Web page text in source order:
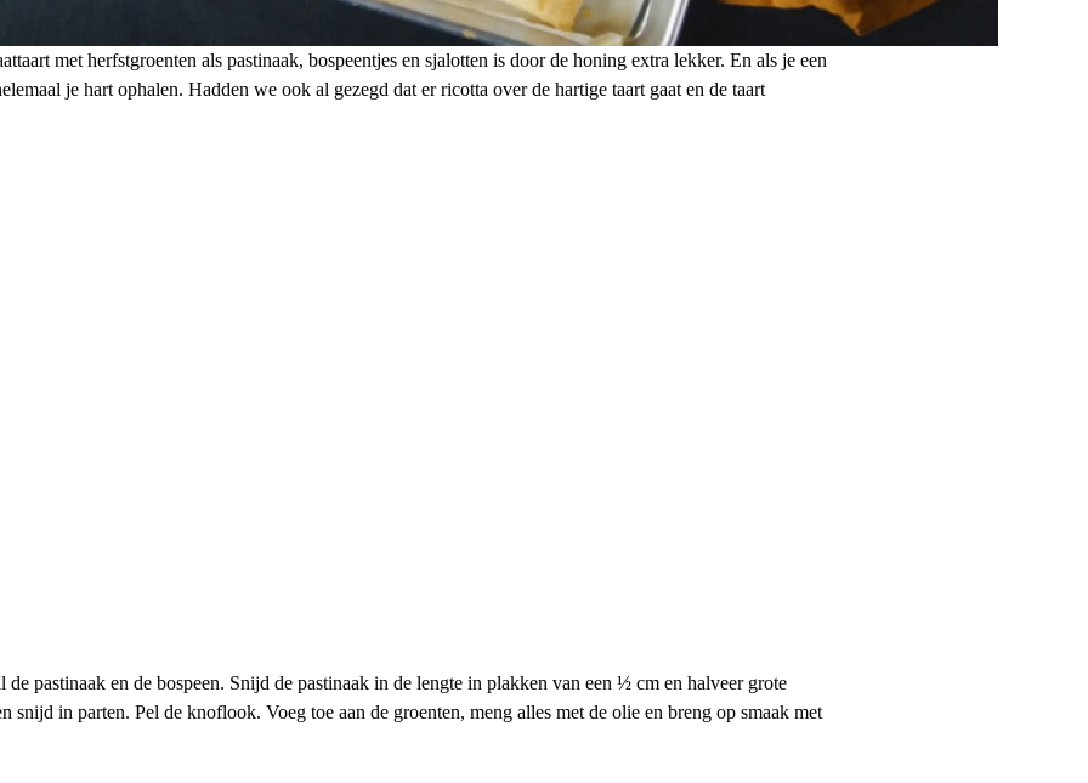
met herfstgroenten als pastinaak, bospeentjes en sjalotten is door de honing extra lekker. En als je een
je hart ophalen. Hadden we ook al gezegd dat er ricotta over de hartige taart gaat en de taart
pastinaak en de bospeen. Snijd de pastinaak in de lengte in plakken van een ½ cm en halveer grote
snijd in parten. Pel de knoflook. Voeg toe aan de groenten, meng alles met de olie en breng op smaak met